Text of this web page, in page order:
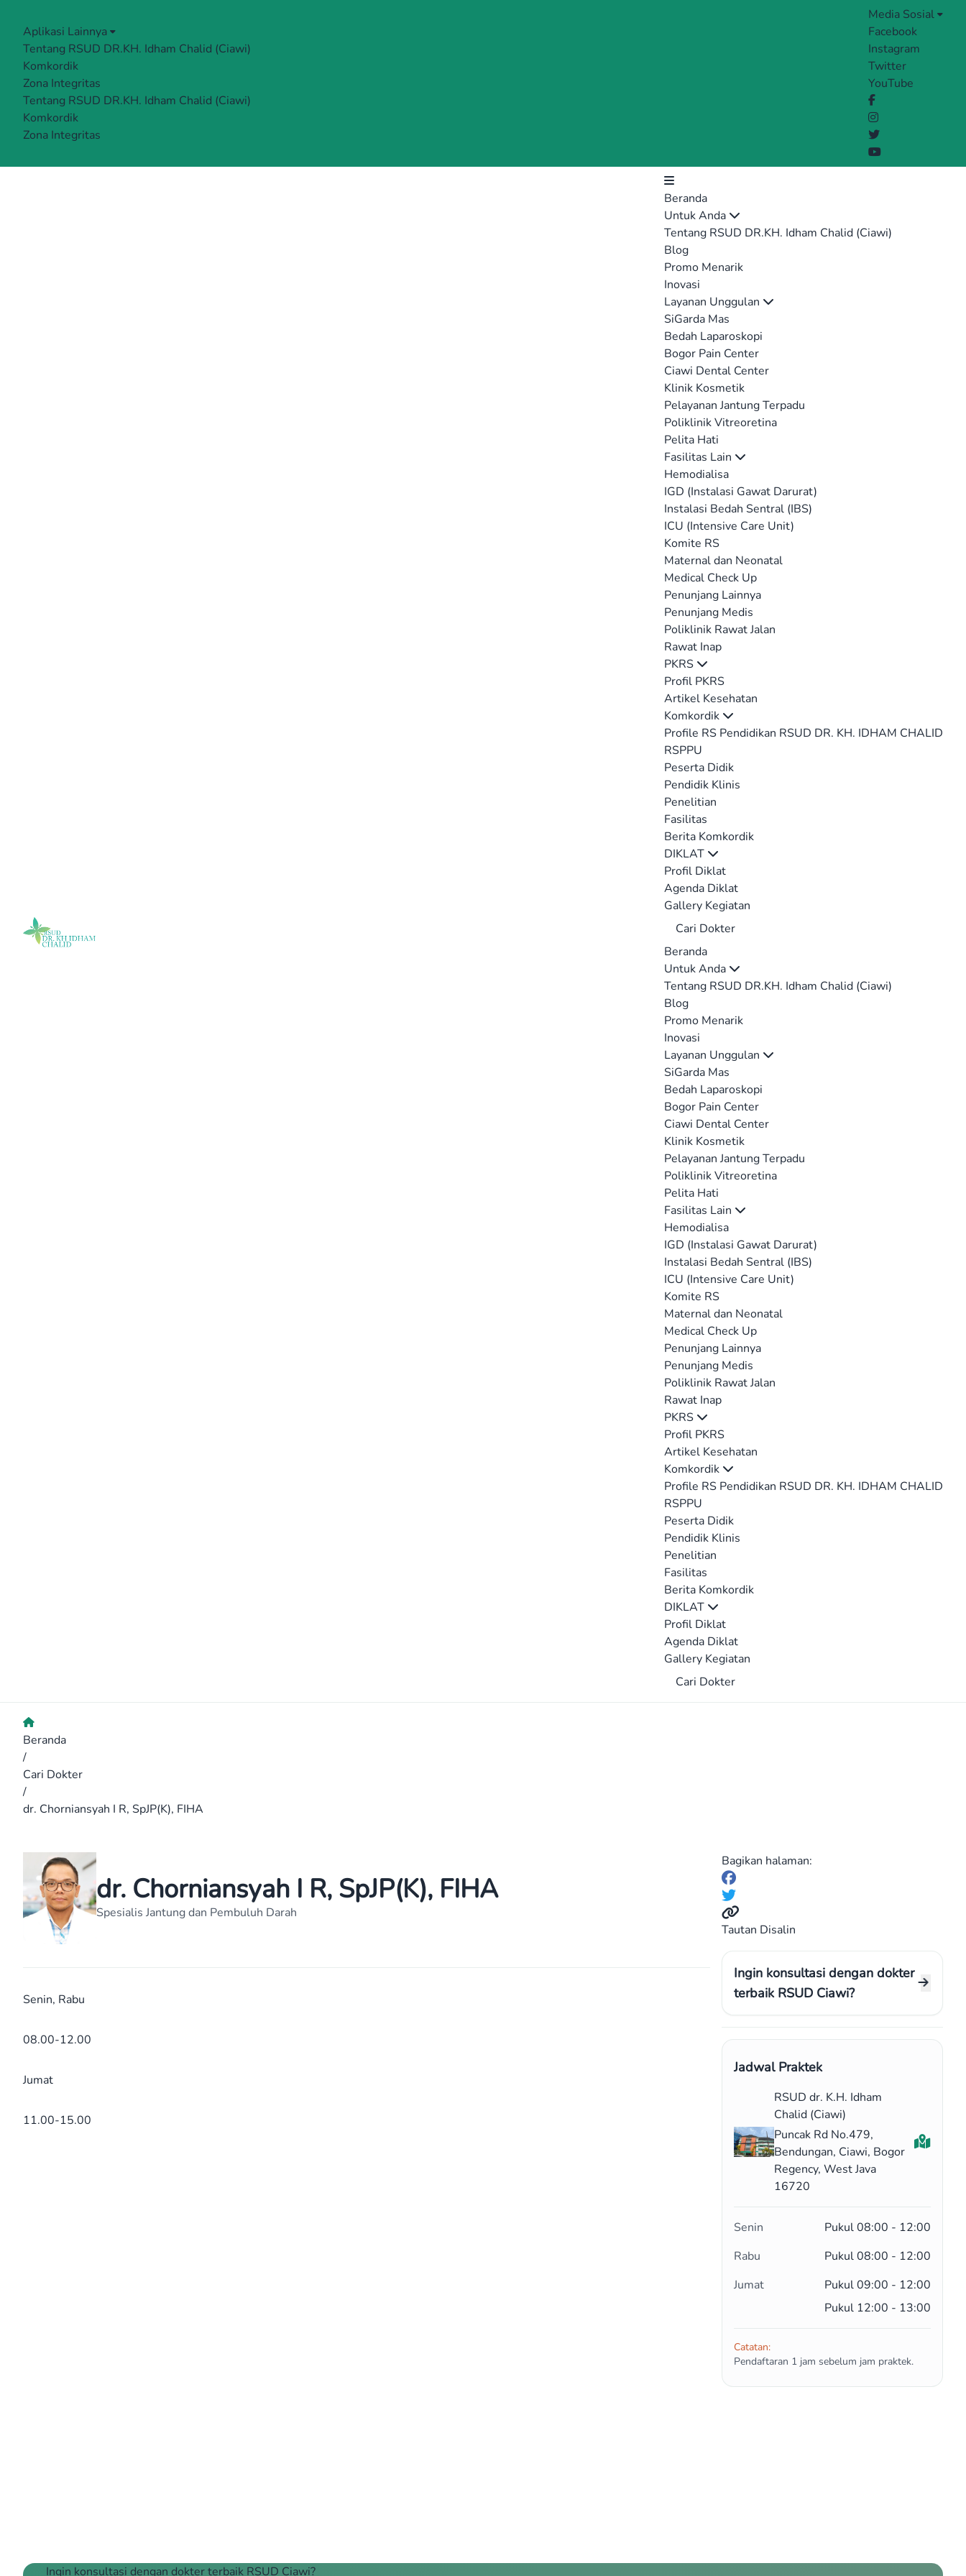
Aplikasi Lainnya
Tentang RSUD DR.KH. Idham Chalid (Ciawi)
Komkordik
Zona Integritas
Tentang RSUD DR.KH. Idham Chalid (Ciawi)
Komkordik
Zona Integritas
Media Sosial
Facebook
Instagram
Twitter
YouTube
Beranda
Untuk Anda
Tentang RSUD DR.KH. Idham Chalid (Ciawi)
Blog
Promo Menarik
Inovasi
Layanan Unggulan
SiGarda Mas
Bedah Laparoskopi
Bogor Pain Center
Ciawi Dental Center
Klinik Kosmetik
Pelayanan Jantung Terpadu
Poliklinik Vitreoretina
Pelita Hati
Fasilitas Lain
Hemodialisa
IGD (Instalasi Gawat Darurat)
Instalasi Bedah Sentral (IBS)
ICU (Intensive Care Unit)
Komite RS
Maternal dan Neonatal
Medical Check Up
Penunjang Lainnya
Penunjang Medis
Poliklinik Rawat Jalan
Rawat Inap
PKRS
Profil PKRS
Artikel Kesehatan
Komkordik
Profile RS Pendidikan RSUD DR. KH. IDHAM CHALID
RSPPU
Peserta Didik
Pendidik Klinis
Penelitian
Fasilitas
Berita Komkordik
DIKLAT
Profil Diklat
Agenda Diklat
Gallery Kegiatan
Cari Dokter
Beranda
Untuk Anda
Tentang RSUD DR.KH. Idham Chalid (Ciawi)
Blog
Promo Menarik
Inovasi
Layanan Unggulan
SiGarda Mas
Bedah Laparoskopi
Bogor Pain Center
Ciawi Dental Center
Klinik Kosmetik
Pelayanan Jantung Terpadu
Poliklinik Vitreoretina
Pelita Hati
Fasilitas Lain
Hemodialisa
IGD (Instalasi Gawat Darurat)
Instalasi Bedah Sentral (IBS)
ICU (Intensive Care Unit)
Komite RS
Maternal dan Neonatal
Medical Check Up
Penunjang Lainnya
Penunjang Medis
Poliklinik Rawat Jalan
Rawat Inap
PKRS
Profil PKRS
Artikel Kesehatan
Komkordik
Profile RS Pendidikan RSUD DR. KH. IDHAM CHALID
RSPPU
Peserta Didik
Pendidik Klinis
Penelitian
Fasilitas
Berita Komkordik
DIKLAT
Profil Diklat
Agenda Diklat
Gallery Kegiatan
Cari Dokter
Beranda
/
Cari Dokter
/
dr. Chorniansyah I R, SpJP(K), FIHA
dr. Chorniansyah I R, SpJP(K), FIHA
Spesialis Jantung dan Pembuluh Darah
Senin, Rabu
08.00-12.00
Jumat
11.00-15.00
Bagikan halaman:
Tautan Disalin
Ingin konsultasi dengan dokter
terbaik RSUD Ciawi?
Jadwal Praktek
RSUD dr. K.H. Idham
Chalid (Ciawi)
Puncak Rd No.479,
Bendungan, Ciawi, Bogor
Regency, West Java
16720
Senin
Pukul 08:00 - 12:00
Rabu
Pukul 08:00 - 12:00
Jumat
Pukul 09:00 - 12:00
Pukul 12:00 - 13:00
Catatan:
Pendaftaran 1 jam sebelum jam praktek.
Ingin konsultasi dengan dokter terbaik RSUD Ciawi?